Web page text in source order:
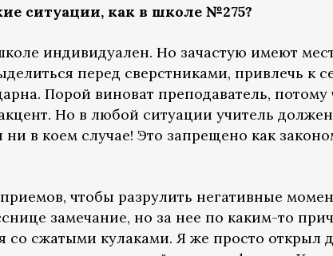
ситуации, как в школе №275?
индивидуален. Но зачастую имеют
перед сверстниками, привлечь к
Порой виноват преподаватель, потому
Но в любой ситуации учитель
в коем случае! Это запрещено как
чтобы разрулить негативные
замечание, но за нее по каким-то
сжатыми кулаками. Я же просто открыл